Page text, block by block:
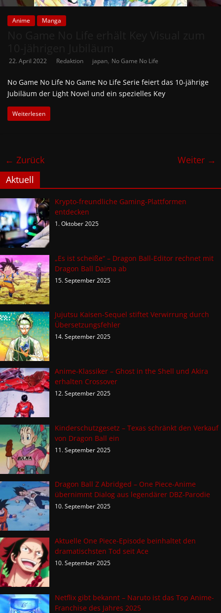
Anime Manga
22. April 2022 Redaktion japan, No Game No Life
No Game No Life No Game No Life Serie feiert das 10-jährige
Jubiläum der Light Novel und ein spezielles Key
Weiterlesen
← Zurück
Weiter →
Aktuell
Krypto-freundliche Gaming-Plattformen
entdecken
1. Oktober 2025
„Es ist scheiße“ – Dragon Ball-Editor rechnet mit
Dragon Ball Daima ab
15. September 2025
Jujutsu Kaisen-Sequel stiftet Verwirrung durch
Übersetzungsfehler
14. September 2025
Anime-Klassiker – Ghost in the Shell und Akira
erhalten Crossover
12. September 2025
Kinderschutzgesetz – Texas schränkt den Verkauf
von Dragon Ball ein
11. September 2025
Dragon Ball Z Abridged – One Piece-Anime
übernimmt Dialog aus legendärer DBZ-Parodie
10. September 2025
Aktuelle One Piece-Episode beinhaltet den
dramatischsten Tod seit Ace
10. September 2025
Netflix gibt bekannt – Naruto ist das Top Anime-
Franchise des Jahres 2025